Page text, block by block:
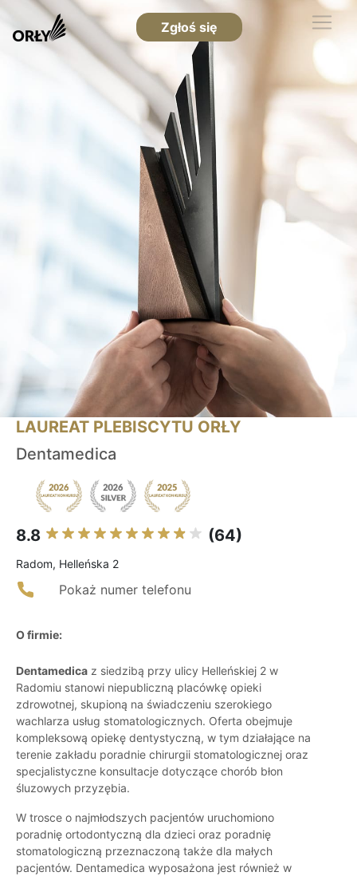
Zgłoś się
LAUREAT PLEBISCYTU ORŁY
Dentamedica
8.8 (64)
Radom, Helleńska 2
Pokaż numer telefonu
O firmie:
Dentamedica z siedzibą przy ulicy Helleńskiej 2 w
Radomiu stanowi niepubliczną placówkę opieki
zdrowotnej, skupioną na świadczeniu szerokiego
wachlarza usług stomatologicznych. Oferta obejmuje
kompleksową opiekę dentystyczną, w tym działające na
terenie zakładu poradnie chirurgii stomatologicznej oraz
specjalistyczne konsultacje dotyczące chorób błon
śluzowych przyzębia.
W trosce o najmłodszych pacjentów uruchomiono
poradnię ortodontyczną dla dzieci oraz poradnię
stomatologiczną przeznaczoną także dla małych
pacjentów. Dentamedica wyposażona jest również w